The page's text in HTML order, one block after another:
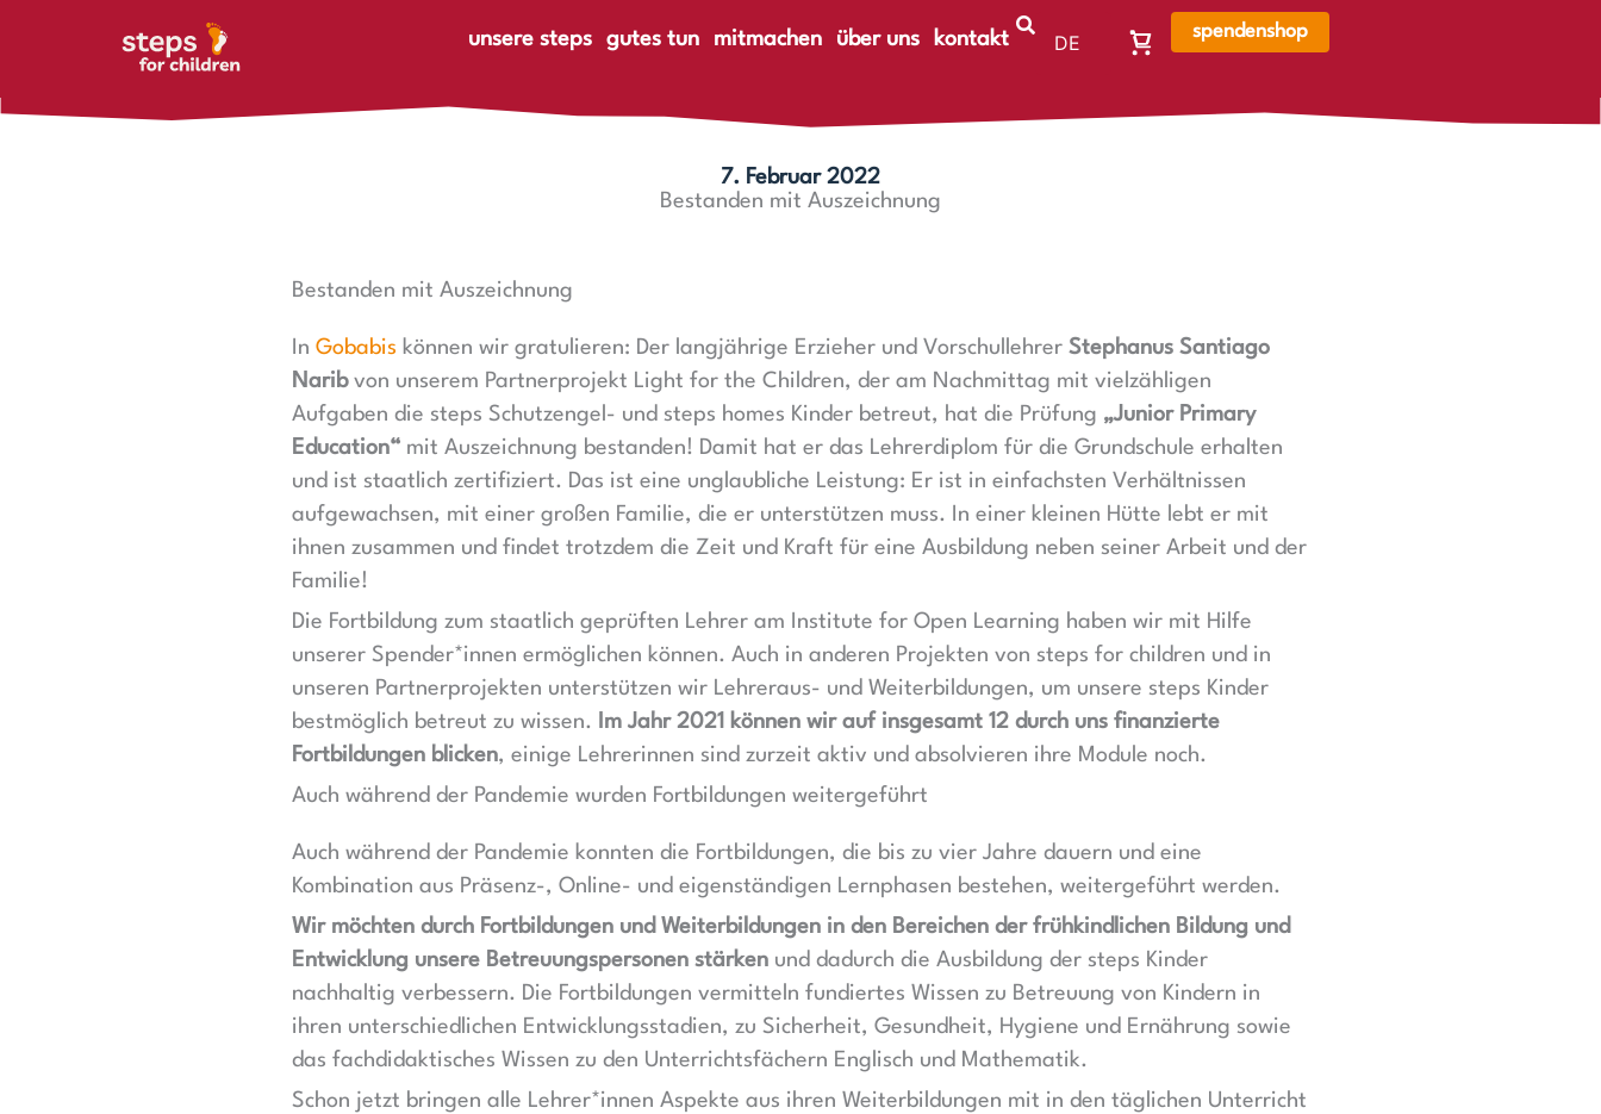
unsere steps
gutes tun mitmachen über uns kontakt
DE
Warenkorb,
ist
spendenshop
7. Februar 2022
Bestanden mit Auszeichnung
Bestanden mit Auszeichnung
In Gobabis können wir gratulieren: Der langjährige Erzieher und Vorschullehrer Stephanus Santiago
Naribvon unserem Partnerprojekt Light for the Children, der am Nachmittag mit vielzähligen
Aufgaben die steps Schutzengel- und steps homes Kinder betreut, hat die Prüfung „Junior Primary
Education“mit Auszeichnung bestanden! Damit hat er das Lehrerdiplom für die Grundschule erhalten
und ist staatlich zertifiziert. Das ist eine unglaubliche Leistung: Er ist in einfachsten Verhältnissen
aufgewachsen, mit einer großen Familie, die er unterstützen muss. In einer kleinen Hütte lebt er mit
ihnen zusammen und findet trotzdem die Zeit und Kraft für eine Ausbildung neben seiner Arbeit und der
Familie!
Die Fortbildung zum staatlich geprüften Lehrer am Institute for Open Learning haben wir mit Hilfe
unserer Spender*innen ermöglichen können. Auch in anderen Projekten von steps for children und in
unseren Partnerprojekten unterstützen wir Lehreraus- und Weiterbildungen, um unsere steps Kinder
bestmöglich betreut zu wissen. Im Jahr 2021 können wir auf insgesamt 12 durch uns finanzierte
Fortbildungen blicken, einige Lehrerinnen sind zurzeit aktiv und absolvieren ihre Module noch.
Auch während der Pandemie wurden Fortbildungen weitergeführt
Auch während der Pandemie konnten die Fortbildungen, die bis zu vier Jahre dauern und eine
Kombination aus Präsenz-, Online- und eigenständigen Lernphasen bestehen, weitergeführt werden.
Wir möchten durch Fortbildungen und Weiterbildungen in den Bereichen der frühkindlichen Bildung und
Entwicklung unsere Betreuungspersonen stärkenund dadurch die Ausbildung der steps Kinder
nachhaltig verbessern. Die Fortbildungen vermitteln fundiertes Wissen zu Betreuung von Kindern in
ihren unterschiedlichen Entwicklungsstadien, zu Sicherheit, Gesundheit, Hygiene und Ernährung sowie
das fachdidaktisches Wissen zu den Unterrichtsfächern Englisch und Mathematik.
Schon jetzt bringen alle Lehrer*innen Aspekte aus ihren Weiterbildungen mit in den täglichen Unterricht